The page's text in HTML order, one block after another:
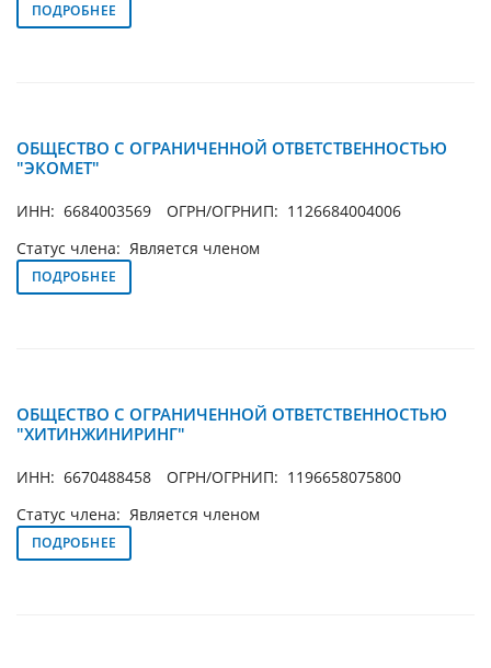
ПОДРОБНЕЕ
ОБЩЕСТВО С ОГРАНИЧЕННОЙ ОТВЕТСТВЕННОСТЬЮ
"ЭКОМЕТ"
ИНН: 6684003569
ОГРН/ОГРНИП: 1126684004006
Статус члена: Является членом
ПОДРОБНЕЕ
ОБЩЕСТВО С ОГРАНИЧЕННОЙ ОТВЕТСТВЕННОСТЬЮ
"ХИТИНЖИНИРИНГ"
ИНН: 6670488458
ОГРН/ОГРНИП: 1196658075800
Статус члена: Является членом
ПОДРОБНЕЕ